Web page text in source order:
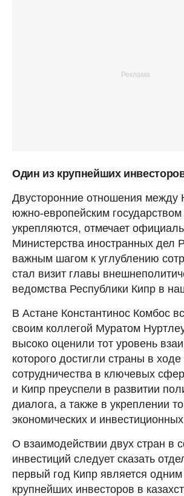
Один из крупнейших
Двусторонние отношения между
южно-европейским
укрепляются, отмечает
Министерства иностранных дел
важным шагом к углублению
стал визит главы
ведомства Республики Кипр в
В Астане Константинос Комбос
своим коллегой Муратом
высоко оценили тот уровень
которого достигли страны в
сотрудничества в ключевых
и Кипр преуспели в развитии
диалога, а также в укреплении
экономических и
О взаимодействии двух стран в
инвестиций следует сказать
первый год Кипр является одним
крупнейших инвесторов в